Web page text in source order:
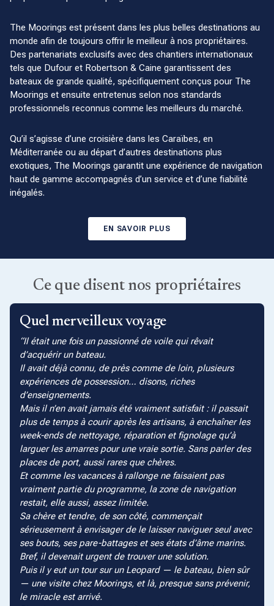
The Moorings est présent dans les plus belles destinations au
monde afin de toujours offrir le meilleur à nos propriétaires.
Des partenariats exclusifs avec des chantiers internationaux
tels que Dufour et Robertson & Caine garantissent des
bateaux de grande qualité, spécifiquement conçus pour The
Moorings et ensuite entretenus selon nos standards
professionnels reconnus comme les meilleurs du marché.
Qu’il s’agisse d’une croisière dans les Caraïbes, en
Méditerranée ou au départ d’autres destinations plus
exotiques, The Moorings garantit une expérience de navigation
haut de gamme accompagnés d’un service et d’une fiabilité
inégalés.
EN SAVOIR PLUS
Ce que disent nos propriétaires
Quel merveilleux voyage
Il était une fois un passionné de voile qui rêvait
d’acquérir un bateau.
Il avait déjà connu, de près comme de loin, plusieurs
expériences de possession… disons, riches
d’enseignements.
Mais il n’en avait jamais été vraiment satisfait : il passait
plus de temps à courir après les artisans, à enchaîner les
week-ends de nettoyage, réparation et fignolage qu’à
larguer les amarres pour une vraie sortie. Sans parler des
places de port, aussi rares que chères.
Et comme les vacances à rallonge ne faisaient pas
vraiment partie du programme, la zone de navigation
restait, elle aussi, assez limitée.
Sa chère et tendre, de son côté, commençait
sérieusement à envisager de le laisser naviguer seul avec
ses bouts, ses pare-battages et ses états d’âme marins.
Bref, il devenait urgent de trouver une solution.
Puis il y eut un tour sur un Leopard — le bateau, bien sûr
— une visite chez Moorings, et là, presque sans prévenir,
le miracle est arrivé.